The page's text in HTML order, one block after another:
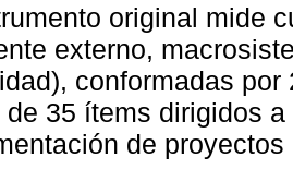
original mide
externo,
conformadas
de 35 ítems dirigidos
de